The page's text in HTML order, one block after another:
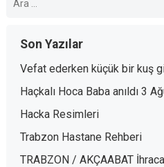
Son Yazılar
Vefat ederken küçük bir kuş
Haçkalı Hoca Baba anıldı 3
Hacka Resimleri
Trabzon Hastane Rehberi
TRABZON / AKÇAABAT